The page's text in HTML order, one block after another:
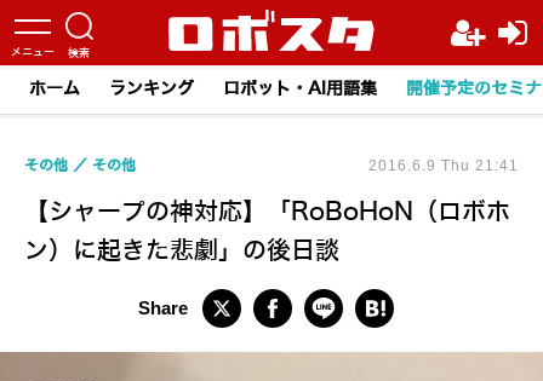
ホーム ランキング ロボット・AI用語集 開催予定のセミ
【シャープの神対応】「RoBoHoN（ロボホ
ン）に起きた悲劇」の後日談
その他 その他 2016.6.9 Thu 21:41